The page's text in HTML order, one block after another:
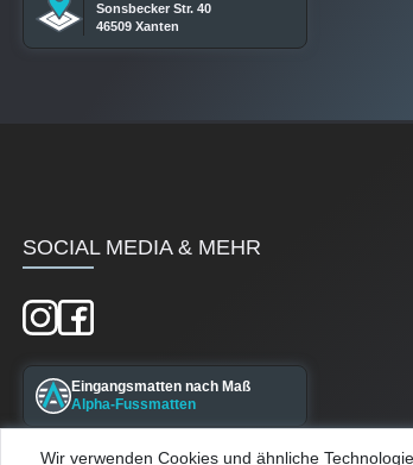
Sonsbecker Str. 40
46509 Xanten
SOCIAL MEDIA & MEHR
Eingangsmatten nach Maß
Alpha-Fussmatten
Wir verwenden Cookies und ähnliche